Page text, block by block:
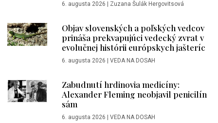
6. augusta 2026 Zuzana Šulák Hergovitsová
Objav slovenských a poľských vedcov
prináša prekvapujúci vedecký zvrat v
evolučnej histórii európskych jašteríc
6. augusta 2026 VEDA NA DOSAH
Zabudnutí hrdinovia medicíny:
Alexander Fleming neobjavil penicilín
sám
6. augusta 2026 VEDA NA DOSAH